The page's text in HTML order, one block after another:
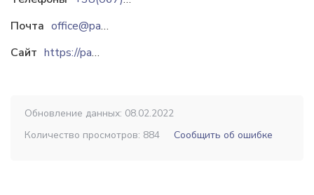
Почта
office@paperandboard.com.ua
Сайт
https://paperandboard.com.ua
Обновление данных: 08.02.2022
Количество просмотров: 884
Сообщить об ошибке